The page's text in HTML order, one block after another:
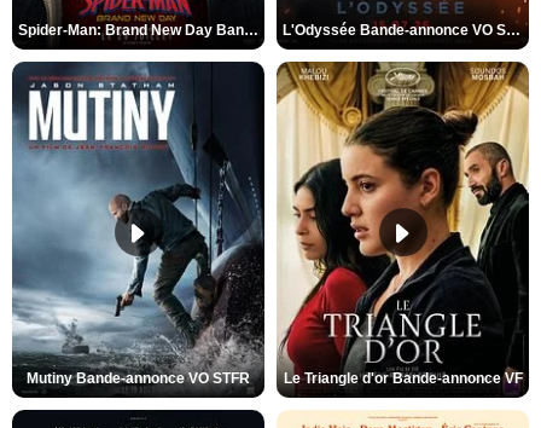
Spider-Man: Brand New Day Bande-annonce VO STFR L'Odyssée Bande-annonce VO STFR
Mutiny Bande-annonce VO STFR Le Triangle d'or Bande-annonce VF